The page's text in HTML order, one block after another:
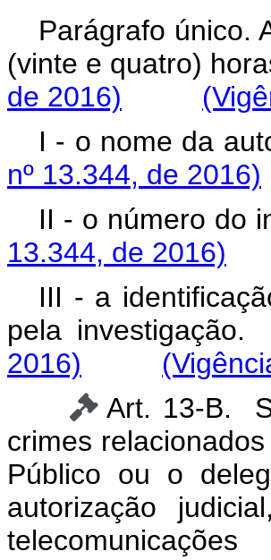
Parágrafo único.
(vinte e quatro)
de 2016)
I - o nome da
nº 13.344, de 2016)
II - o número do
13.344, de 2016)
III - a
pela
2016)
Art. 13-B.
crimes
Público ou o
autorização